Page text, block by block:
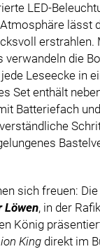
GLOBAL
LED-
lässt
erstrahlen.
verwandeln die
Leseecke in
Set enthält
Batteriefach
sich freuen:
Löwen, in der
König
King direkt im